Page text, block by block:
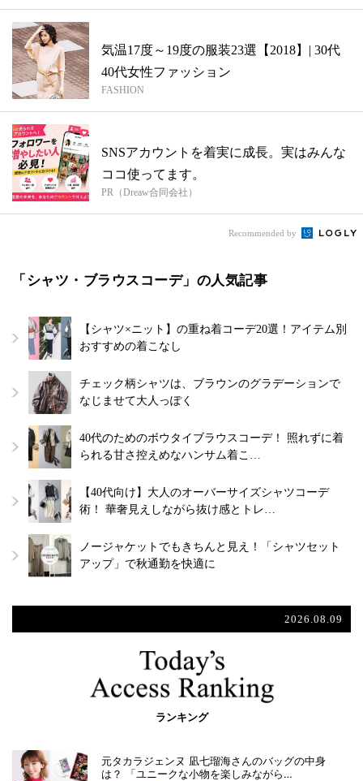
気温17度～19度の服装23選【2018】| 30代
40代女性ファッション
FASHION
SNSアカウントを着実に成長。実はみんな
ココ使ってます。
PR（Dreaw合同会社）
Recommended by
「シャツ・ブラウスコーデ」の人気記事
【シャツ×ニット】の重ね着コーデ20選！アイテム別
おすすめの着こなし
チェック柄シャツは、ブラウンのグラデーションで
なじませて大人っぽく
40代のためのボウタイブラウスコーデ！ 照れずに着
られる甘さ控えめなハンサム着こ…
【40代向け】大人のオーバーサイズシャツコーデ
術！ 華奢見えしながら抜け感とトレ…
ノージャケットでもきちんと見え！「シャツセット
アップ」で秋通勤を快適に
2026.08.09
ランキング
元タカラジェンヌ 凪七瑠海さんのバッグの中身
は？ 「ユニークな小物を楽しみながら…